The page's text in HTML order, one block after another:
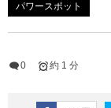
パワースポット
0 約 1 分